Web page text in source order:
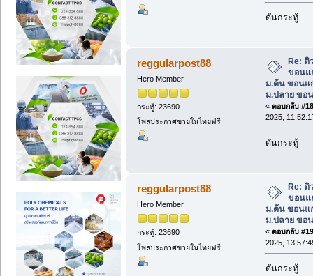
ดันกระทู้
reggularpost88
Hero Member
กระทู้: 23690
โพสประกาศขายในไทยฟรี
Re: ติ
ขอนแ
ม.ต้น ขอนแ
ม.ปลาย ขอ
« ตอบกลับ
2025,
ดันกระทู้
reggularpost88
Hero Member
กระทู้: 23690
โพสประกาศขายในไทยฟรี
Re:
ขอนแ
ม.ต้น ขอนแ
ม.ปลาย ขอ
« ตอบกลับ
2025,
ดันกระทู้